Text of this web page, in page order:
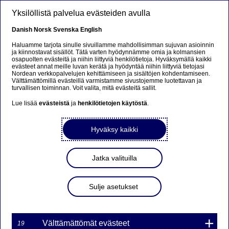
Beklager...
Denne siden findes ikke på norsk
Bli værende på denne siden|Fortsett til en lignende
side på norsk
Nordea Bank Oyj: Omien
osakkeiden takaisinosto
31.08.2023
Yksilöllistä palvelua evästeiden avulla
Danish Norsk Svenska English
Haluamme tarjota sinulle sivuillamme mahdollisimman sujuvan asioinnin
ja kiinnostavat sisällöt. Tätä varten hyödynnämme omia ja kolmansien
osapuolten evästeitä ja niihin liittyviä henkilötietoja. Hyväksymällä kaikki
evästeet annat meille luvan kerätä ja hyödyntää niihin liittyviä tietojasi
Nordean verkkopalvelujen kehittämiseen ja sisältöjen kohdentamiseen.
Välttämättömillä evästeillä varmistamme sivustojemme luotettavan ja
turvallisen toiminnan. Voit valita, mitä evästeitä sallit.
Lue lisääevästeistä ja henkilötietojen käytöstä.
Hyväksy kaikki
Jatka valituilla
Sulje asetukset
19 Välttämättömät evästeet